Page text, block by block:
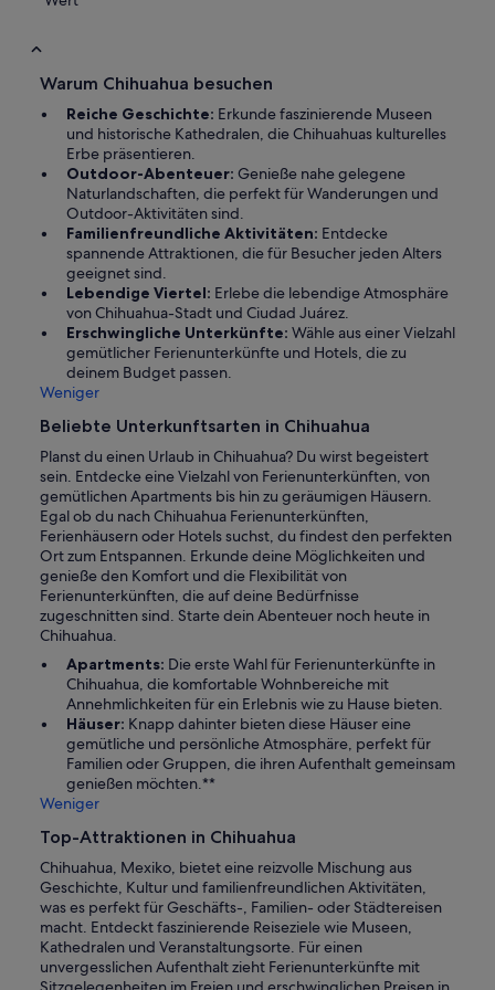
Warum Chihuahua besuchen
Reiche Geschichte: Erkunde faszinierende Museen
und historische Kathedralen, die Chihuahuas kulturelles
Erbe präsentieren.
Outdoor-Abenteuer: Genieße nahe gelegene
Naturlandschaften, die perfekt für Wanderungen und
Outdoor-Aktivitäten sind.
Familienfreundliche Aktivitäten: Entdecke
spannende Attraktionen, die für Besucher jeden Alters
geeignet sind.
Lebendige Viertel: Erlebe die lebendige Atmosphäre
von Chihuahua-Stadt und Ciudad Juárez.
Erschwingliche Unterkünfte: Wähle aus einer Vielzahl
gemütlicher Ferienunterkünfte und Hotels, die zu
deinem Budget passen.
Weniger
Beliebte Unterkunftsarten in Chihuahua
Planst du einen Urlaub in Chihuahua? Du wirst begeistert
sein. Entdecke eine Vielzahl von Ferienunterkünften, von
gemütlichen Apartments bis hin zu geräumigen Häusern.
Egal ob du nach Chihuahua Ferienunterkünften,
Ferienhäusern oder Hotels suchst, du findest den perfekten
Ort zum Entspannen. Erkunde deine Möglichkeiten und
genieße den Komfort und die Flexibilität von
Ferienunterkünften, die auf deine Bedürfnisse
zugeschnitten sind. Starte dein Abenteuer noch heute in
Chihuahua.
Apartments: Die erste Wahl für Ferienunterkünfte in
Chihuahua, die komfortable Wohnbereiche mit
Annehmlichkeiten für ein Erlebnis wie zu Hause bieten.
Häuser: Knapp dahinter bieten diese Häuser eine
gemütliche und persönliche Atmosphäre, perfekt für
Familien oder Gruppen, die ihren Aufenthalt gemeinsam
genießen möchten.**
Weniger
Top-Attraktionen in Chihuahua
Chihuahua, Mexiko, bietet eine reizvolle Mischung aus
Geschichte, Kultur und familienfreundlichen Aktivitäten,
was es perfekt für Geschäfts-, Familien- oder Städtereisen
macht. Entdeckt faszinierende Reiseziele wie Museen,
Kathedralen und Veranstaltungsorte. Für einen
unvergesslichen Aufenthalt zieht Ferienunterkünfte mit